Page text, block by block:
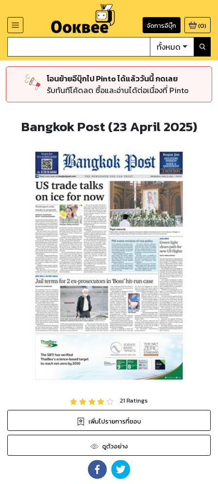
จัดการอีบุ๊ก (0)
ทั้งหมด
โอนย้ายอีบุ๊กไป Pinto ได้แล้ววันนี้ กดเลย
รับทันทีโค้ดลด ซื้อและอ่านได้ต่อเนื่องที่ Pinto
Bangkok Post (23 April 2025)
21Ratings
เพิ่มไปรายการที่ชอบ
ดูตัวอย่าง